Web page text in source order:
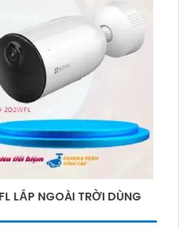
LẮP NGOÀI TRỜI DÙNG